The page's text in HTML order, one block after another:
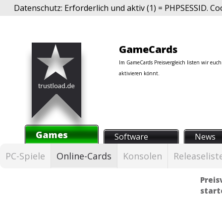
Datenschutz: Erforderlich und aktiv (1) = PHPSESSID.
GameCards
Im GameCards Preisvergleich listen wir
aktivieren könnt.
Games Software News
PC-Spiele Online-Cards Konsolen